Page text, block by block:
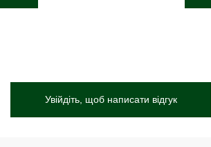
Увійдіть, щоб написати відгук